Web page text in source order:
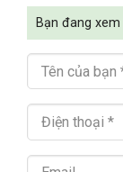
Bạn đang xem